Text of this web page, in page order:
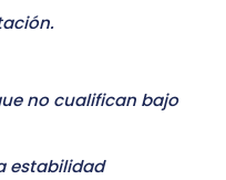
no cualifican bajo
estabilidad